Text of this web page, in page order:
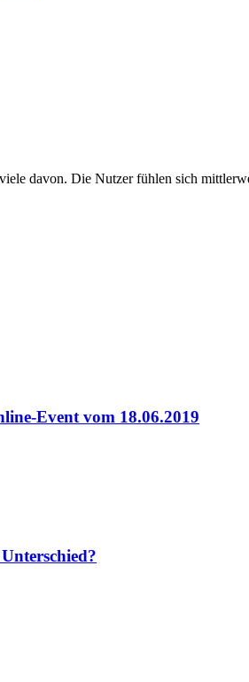
davon. Die Nutzer fühlen sich
Event vom 18.06.2019